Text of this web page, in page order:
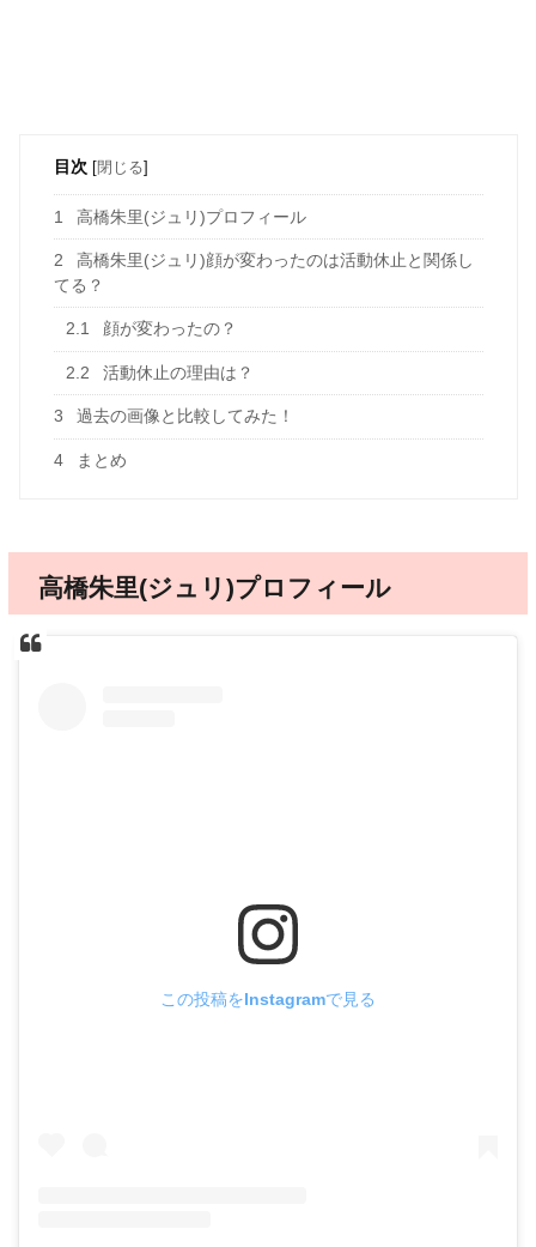
目次 [閉じる]
1 高橋朱里(ジュリ)プロフィール
2
高橋朱里(ジュリ)顔が変わったのは活動休止と関係し
てる？
2.1 顔が変わったの？
2.2 活動休止の理由は？
3 過去の画像と比較してみた！
4 まとめ
高橋朱里(ジュリ)プロフィール
この投稿をInstagramで見る